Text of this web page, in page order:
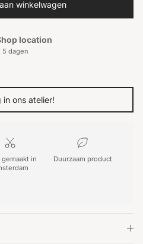
winkelwagen
location
5 dagen
in ons atelier!
gemaakt in
Duurzaam product